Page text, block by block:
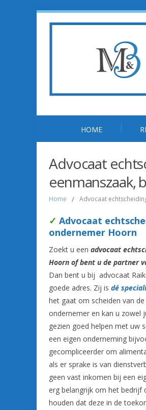
HOME
Advocaat
eenmanszaak,
Home / Advocaat
✓ Advocaat
ondernemer Hoorn
Zoekt u een advocaat
Hoorn of bent u de partner
Dan bent u bij advocaat
goede adres. Zij is dé
het gaat om scheiden van
ondernemer en kan u zowel
gezien goed helpen met uw
een eigen onderneming
gecompliceerder om
als er sprake is van
geen vast inkomen bij een
erg belangrijk om het bedrijf
houden dat deze in de